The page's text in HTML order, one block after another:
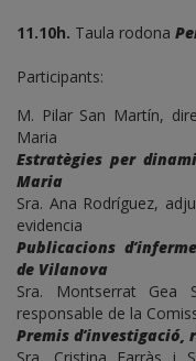
11.10h. Taula rodona
Participants:
M. Pilar San Martín,
Maria
Estratègies per
Maria
Sra. Ana Rodríguez,
evidencia
Publicacions
de Vilanova
Sra. Montserrat Gea
responsable de la
Premis d’investigació,
Sra. Cristina Farràs i